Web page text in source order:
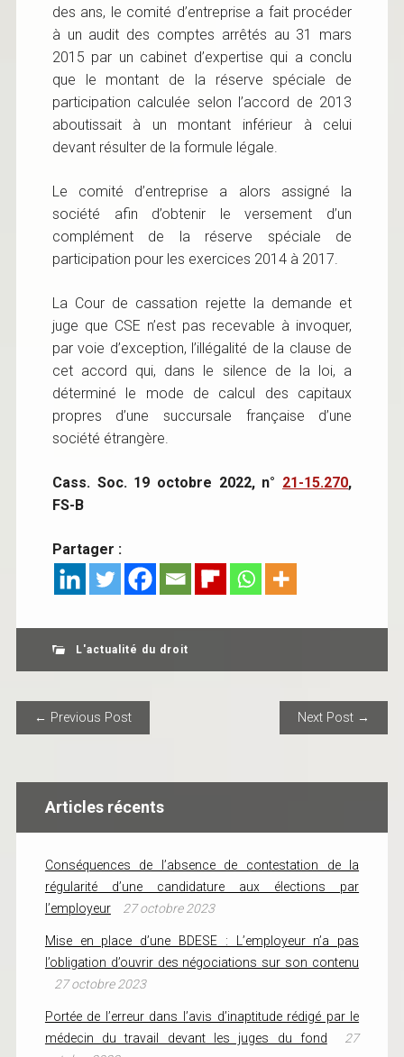
des ans, le comité d’entreprise a fait procéder
à un audit des comptes arrêtés au 31 mars
2015 par un cabinet d’expertise qui a conclu
que le montant de la réserve spéciale de
participation calculée selon l’accord de 2013
aboutissait à un montant inférieur à celui
devant résulter de la formule légale.
Le comité d’entreprise a alors assigné la
société afin d’obtenir le versement d’un
complément de la réserve spéciale de
participation pour les exercices 2014 à 2017.
La Cour de cassation rejette la demande et
juge que CSE n’est pas recevable à invoquer,
par voie d’exception, l’illégalité de la clause de
cet accord qui, dans le silence de la loi, a
déterminé le mode de calcul des capitaux
propres d’une succursale française d’une
société étrangère.
Cass. Soc. 19 octobre 2022, n° 21-15.270,
FS-B
Partager :
L'actualité du droit
POST NAVIGATION
← Previous Post Next Post →
Articles récents
Conséquences de l’absence de contestation de la
régularité d’une candidature aux élections par
l’employeur
27 octobre 2023
Mise en place d’une BDESE : L’employeur n’a pas
l’obligation d’ouvrir des négociations sur son contenu
27 octobre 2023
Portée de l’erreur dans l’avis d’inaptitude rédigé par le
médecin du travail devant les juges du fond
27